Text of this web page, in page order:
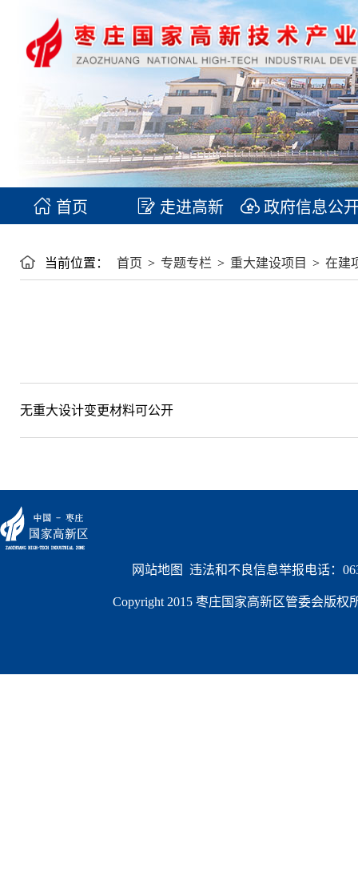
首页 走进高新 政府信息公
当前位置： 首页 > 专题专栏 > 重大建设项目 > 在建
无重大设计变更材料可公开
网站地图
违法和不良信息举报电话：
Copyright 2015 枣庄国家高新区管委会版权